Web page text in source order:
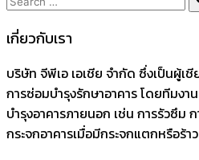
เกี่ยวกับเรา
บริษัท จีพีเอ เอเชีย จำกัด ซึ่งเป็นผู้
การซ่อมบำรุงรักษาอาคาร โดยทีมง
บำรุงอาคารภายนอก เช่น การรัวซึม
กระจกอาคารเมื่อมีกระจกแตกหรือร้าว